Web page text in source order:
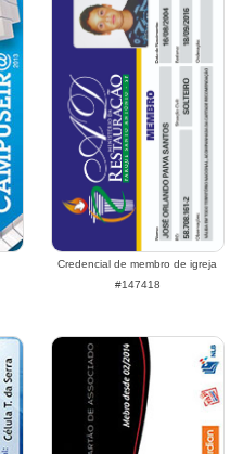
Credencial de membro de igreja
#147418